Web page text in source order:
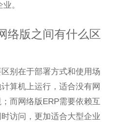
。
络版之间有什么区
别在于部署方式和使用场
算机上运行，适合没有网
而网络版ERP需要依赖互
访问，更加适合大型企业